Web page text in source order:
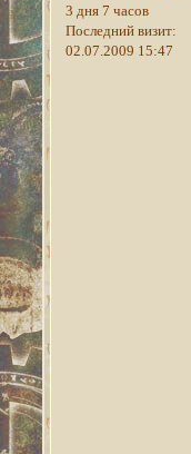
3 дня 7 часов
Последний визит:
02.07.2009 15:47